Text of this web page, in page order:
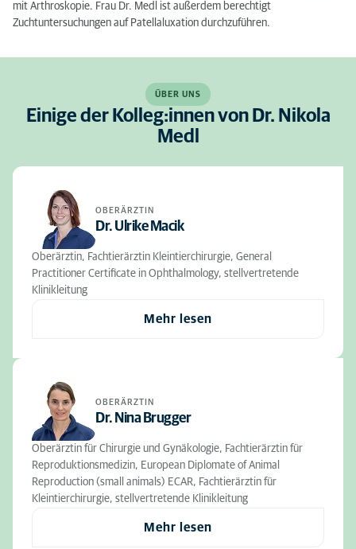
mit Arthroskopie. Frau Dr. Medl ist außerdem berechtigt
Zuchtuntersuchungen auf Patellaluxation durchzuführen.
ÜBER UNS
Einige der Kolleg:innen von Dr. Nikola
Medl
OBERÄRZTIN
Dr. Ulrike Macik
Oberärztin, Fachtierärztin Kleintierchirurgie, General
Practitioner Certificate in Ophthalmology, stellvertretende
Klinikleitung
Mehr lesen
OBERÄRZTIN
Dr. Nina Brugger
Oberärztin für Chirurgie und Gynäkologie, Fachtierärztin für
Reproduktionsmedizin, European Diplomate of Animal
Reproduction (small animals) ECAR, Fachtierärztin für
Kleintierchirurgie, stellvertretende Klinikleitung
Mehr lesen